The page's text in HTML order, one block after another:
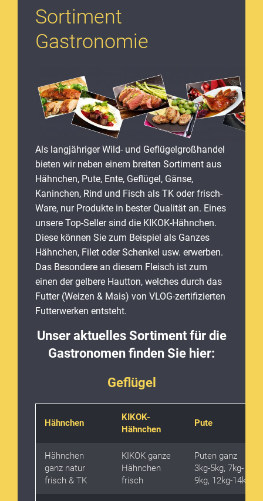
Sortiment
Gastronomie
Als langjähriger Wild- und Geflügelgroßhandel
bieten wir neben einem breiten Sortiment aus
Hähnchen, Pute, Ente, Geflügel, Gänse,
Kaninchen, Rind und Fisch als TK oder frisch-
Ware, nur Produkte in bester Qualität an. Eines
unsere Top-Seller sind die KIKOK-Hähnchen.
Diese können Sie zum Beispiel als Ganzes
Hähnchen, Filet oder Schenkel usw. erwerben.
Das Besondere an diesem Fleisch ist zum
einen der gelbere Hautton, welches durch das
Futter (Weizen & Mais) von VLOG-zertifizierten
Futterwerken entsteht.
Unser aktuelles Sortiment für die
Gastronomen finden Sie hier:
Geflügel
Hähnchen
KIKOK-
Hähnchen
Pute
Hähnchen
ganz natur
frisch & TK
KIKOK ganze
Hähnchen
frisch
Puten ganz
3kg-5kg, 7kg-
9kg, 12kg-14kg